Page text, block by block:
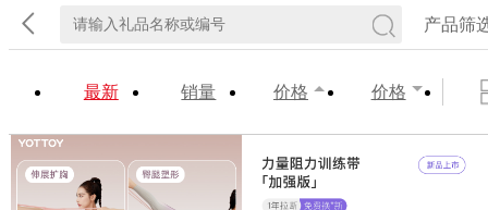
产品筛
最新 销量 价格 价格